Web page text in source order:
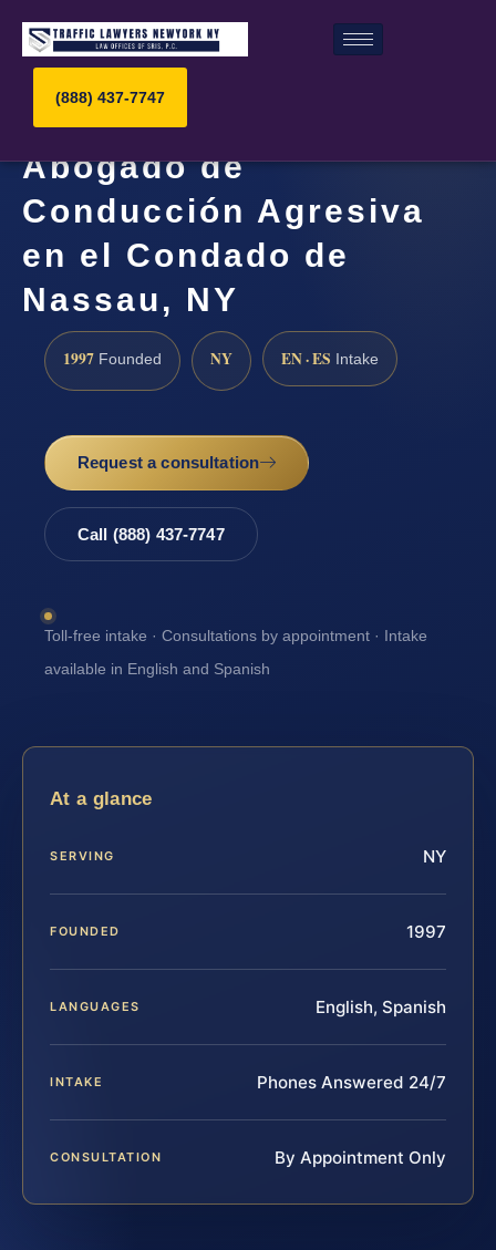
(888) 437-7747
Abogado de
Conducción Agresiva
en el Condado de
Nassau, NY
1997 Founded NY EN · ES Intake
Request a consultation
Call (888) 437-7747
Toll-free intake · Consultations by appointment · Intake
available in English and Spanish
At a glance
SERVING NY
FOUNDED 1997
LANGUAGES English, Spanish
INTAKE Phones Answered 24/7
CONSULTATION By Appointment Only